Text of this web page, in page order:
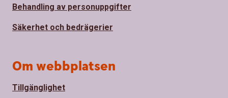
Behandling av personuppgifter
Säkerhet och bedrägerier
Om webbplatsen
Tillgänglighet